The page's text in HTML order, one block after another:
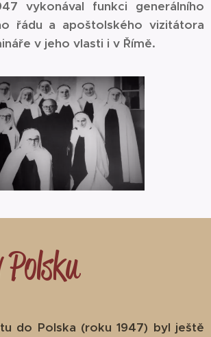
vykonával funkci generálního
řádu a apoštolského vizitátora
v jeho vlasti i v Římě.
do Polska (roku 1947) byl ještě